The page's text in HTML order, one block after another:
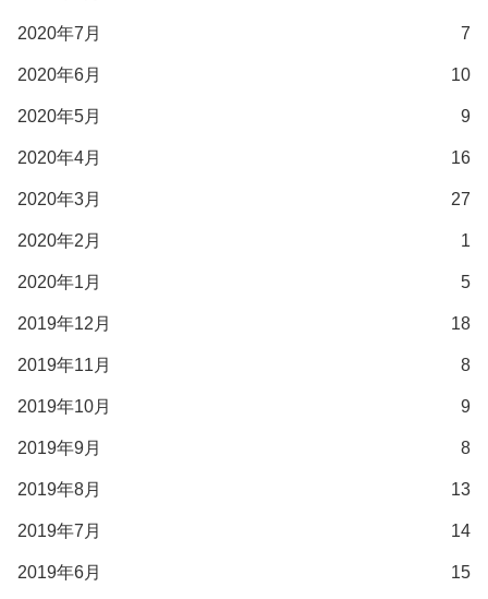
2020年7月 7
2020年6月 10
2020年5月 9
2020年4月 16
2020年3月 27
2020年2月 1
2020年1月 5
2019年12月 18
2019年11月 8
2019年10月 9
2019年9月 8
2019年8月 13
2019年7月 14
2019年6月 15